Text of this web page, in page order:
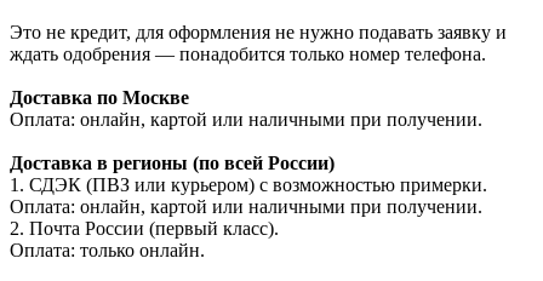
Это не кредит, для оформления не нужно подавать заявку и
ждать одобрения — понадобится только номер телефона.
Доставка по Москве
Оплата: онлайн, картой или наличными при получении.
Доставка в регионы (по всей России)
1. СДЭК (ПВЗ или курьером) с возможностью примерки.
Оплата: онлайн, картой или наличными при получении.
2. Почта России (первый класс).
Оплата: только онлайн.